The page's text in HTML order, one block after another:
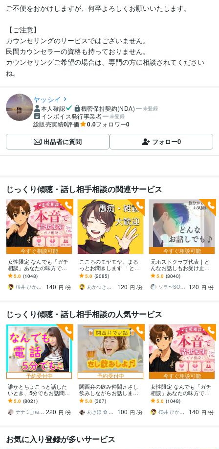
ご不便をおかけしますが、何卒よろしくお願いいたします。
【ご注意】
カウンセリングのサービスではございません。
民間カウンセラーの資格も持っておりません。
カウンセリングご希望の場合は、専門の方に相談されてください
ヤッシイ
本人確認 機密保持契約(NDA) 未登録
インボイス発行事業者 未登録
総販売実績0評価 0.0フォロワー0
出品者に質問 フォロー0
じっくり傾聴・話し相手相談の関連サービス
今すぐ相談可能
女性限定 なんでも「ガチ
相談」あなたの味方で話
ます 男性目線で、あなた
の恋の“答え”を言葉にしま
す。
5.0 (1048)
桜井 ひかる｜経験豊富の恋愛相談室
140 円 /分
こころのモヤモヤ、まる
っとお聞きします 「とり
あえず聞いてほしい」と
いうあなたに。優しく傾
聴します
5.0 (2085)
あかつき｜Kindle本出版中
120 円 /分
今すぐ相談可能
元ホストクラブ代表｜ど
んなお話しもお受け止め
します ご相談、愚痴、た
だ誰かと話したい、なん
でも大歓迎です☘️
5.0 (3040)
ソラ〜SORA〜
120 円 /分
じっくり傾聴・話し相手相談の人気サービス
予約受付中
誰かとちょこっと話した
いとき、5分でもお話聞き
ます 疲れた～、でもカウ
ンセリングじゃない、な
んとなく雑談聞いて～
5.0 (8021)
ナナミ_nanami 220 円 /分
予約受付中
関西弁の飲み仲間♬さし
飲みしながらお話します
何となく話したい✨酔った
時のいい気分のまま⭐︎お話
しましょう
5.0 (367)
あきほ ✿ 元気を届ける関西女子✨
100 円 /分
今すぐ相談可能
女性限定 なんでも「ガチ
相談」あなたの味方で話
ます 男性目線で、あなた
の恋の“答え”を言葉にしま
す。
5.0 (1048)
桜井 ひかる｜経験豊富の恋愛相談室
140 円 /分
お気に入り登録が多いサービス